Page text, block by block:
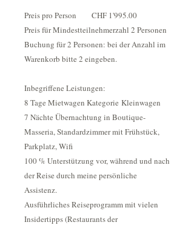
Preis pro Person CHF 1'995.00
Preis für Mindestteilnehmerzahl 2 Personen
Buchung für 2 Personen: bei der Anzahl im
Warenkorb bitte 2 eingeben.
Inbegriffene Leistungen:
8 Tage Mietwagen Kategorie Kleinwagen
7 Nächte Übernachtung in Boutique-
Masseria, Standardzimmer mit Frühstück,
Parkplatz, Wifi
100 % Unterstützung vor, während und nach
der Reise durch meine persönliche
Assistenz.
Ausführliches Reiseprogramm mit vielen
Insidertipps (Restaurants der